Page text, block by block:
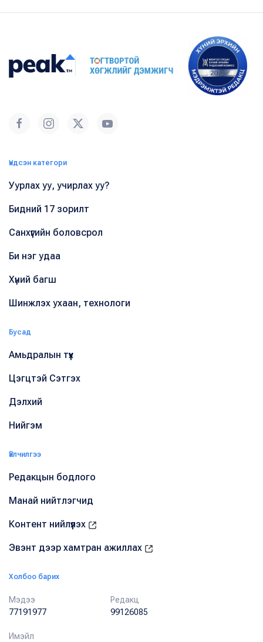
Үндсэн категори
Уурлах уу, учирлах уу?
Бидний 17 зорилт
Санхүүгийн боловсрол
Би нэг удаа
Хүний багш
Шинжлэх ухаан, технологи
Бусад
Амьдралын түүх
Цэгцтэй Сэтгэх
Дэлхий
Нийгэм
Үйлчилгээ
Редакцын бодлого
Манай нийтлэгчид
Контент нийлүүлэх
Эвэнт дээр хамтран ажиллах
Холбоо барих
Мэдээ
77191977
Редакц
99126085
Имэйл